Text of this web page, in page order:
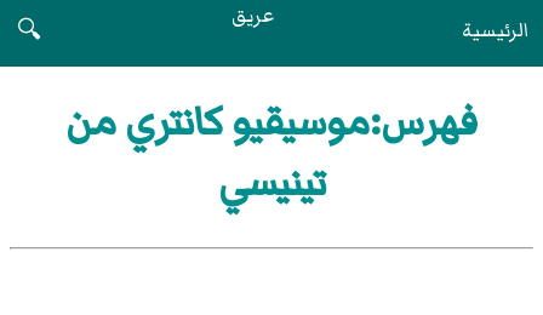
الرئيسية عريق
🔍
فهرس:موسيقيو كانتري من
تينيسي